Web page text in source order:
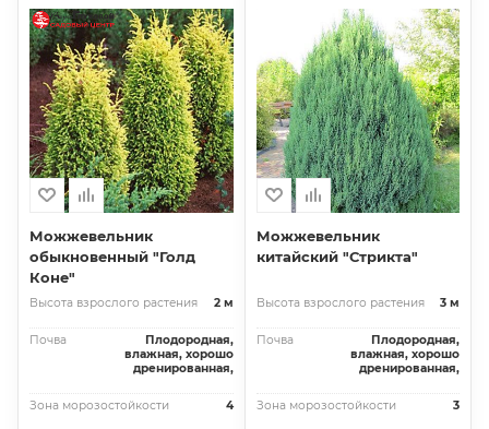
Можжевельник
обыкновенный "Голд
Коне"
Высота взрослого растения 2 м
Почва
Плодородная,
влажная, хорошо
дренированная,
Зона морозостойкости 4
Можжевельник
китайский "Стрикта"
Высота взрослого растения 3 м
Почва
Плодородная,
влажная, хорошо
дренированная,
Зона морозостойкости 3